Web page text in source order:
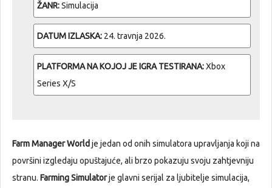
ŽANR:Simulacija
DATUM IZLASKA: 24. travnja 2026.
PLATFORMA NA KOJOJ JE IGRA TESTIRANA:Xbox
Series X/S
Farm Manager Worldje jedan od onih simulatora upravljanja koji na
površini izgledaju opuštajuće, ali brzo pokazuju svoju zahtjevniju
stranu. Farming Simulatorje glavni serijal za ljubitelje simulacija,